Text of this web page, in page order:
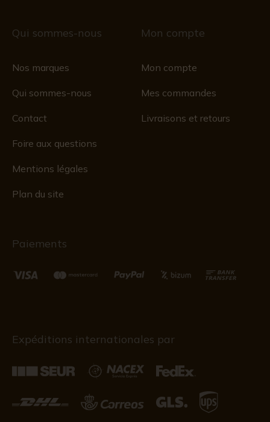
Qui sommes-nous
Nos marques
Qui sommes-nous
Contact
Foire aux questions
Mentions légales
Plan du site
Mon compte
Mon compte
Mes commandes
Livraisons et retours
Paiements
Expéditions internationales par